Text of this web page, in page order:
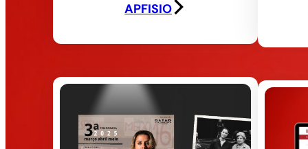
APFISIO